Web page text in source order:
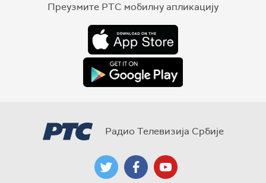
Преузмите РТС мобилну апликацију
Радио Телевизија Србије